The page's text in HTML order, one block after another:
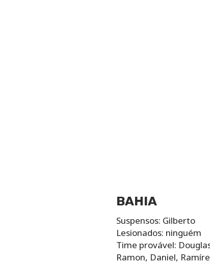
BAHIA
Suspensos: Gilberto
Lesionados: ninguém
Time provável:
Ramon, Daniel,